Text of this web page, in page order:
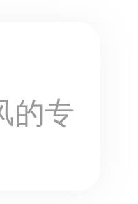
的专